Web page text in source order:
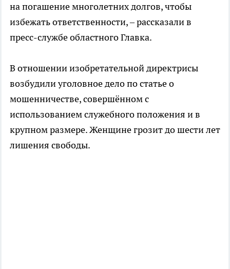
на погашение многолетних долгов, чтобы
избежать ответственности, – рассказали в
пресс-службе областного Главка.
В отношении изобретательной директрисы
возбудили уголовное дело по статье о
мошенничестве, совершённом с
использованием служебного положения и в
крупном размере. Женщине грозит до шести лет
лишения свободы.